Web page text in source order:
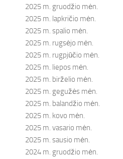
2025 m. gruodžio mėn.
2025 m. lapkričio mėn.
2025 m. spalio mėn.
2025 m. rugsėjo mėn.
2025 m. rugpjūčio mėn.
2025 m. liepos mėn.
2025 m. birželio mėn.
2025 m. gegužės mėn.
2025 m. balandžio mėn.
2025 m. kovo mėn.
2025 m. vasario mėn.
2025 m. sausio mėn.
2024 m. gruodžio mėn.